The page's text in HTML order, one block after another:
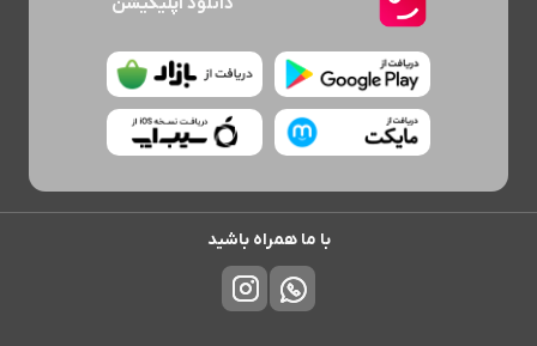
با ما همراه باشید